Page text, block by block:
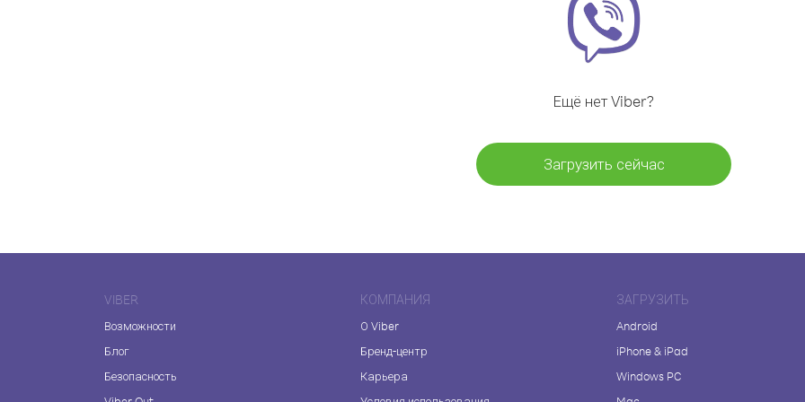
Ещё нет Viber?
Загрузить сейчас
VIBER
Возможности
Блог
Безопасность
КОМПАНИЯ
О Viber
Бренд-центр
Карьера
ЗАГРУЗИТЬ
Android
iPhone & iPad
Windows PC